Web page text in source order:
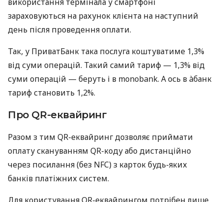
зараховуються на рахунок клієнта на наступний
день після проведення оплати.
Так, у ПриватБанк така послуга коштуватиме 1,3%
від суми операцій. Такий самий тариф — 1,3% від
суми операцій — беруть і в monobank. А ось в àбанк
тариф становить 1,2%.
Про QR-еквайринг
Разом з тим QR-еквайринг дозволяє приймати
оплату скануванням QR-коду або дистанційно
через посилання (без NFC) з карток будь-яких
банків платіжних систем.